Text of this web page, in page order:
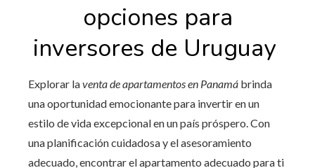
opciones para
inversores de Uruguay
Explorar laventa de apartamentos en Panamá brinda
una oportunidad emocionante para invertir en un
estilo de vida excepcional en un país próspero. Con
una planificación cuidadosa y el asesoramiento
adecuado, encontrar el apartamento adecuado para ti